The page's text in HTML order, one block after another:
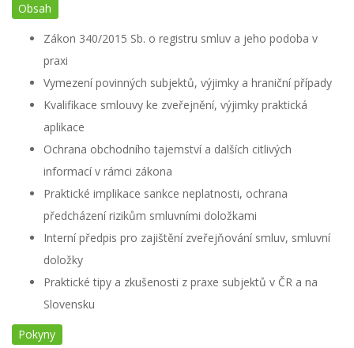
Obsah
Zákon 340/2015 Sb. o registru smluv a jeho podoba v
praxi
Vymezení povinných subjektů, výjimky a hraniční případy
Kvalifikace smlouvy ke zveřejnění, výjimky praktická
aplikace
Ochrana obchodního tajemství a dalších citlivých
informací v rámci zákona
Praktické implikace sankce neplatnosti, ochrana
předcházení rizikům smluvními doložkami
Interní předpis pro zajištění zveřejňování smluv, smluvní
doložky
Praktické tipy a zkušenosti z praxe subjektů v ČR a na
Slovensku
Pokyny